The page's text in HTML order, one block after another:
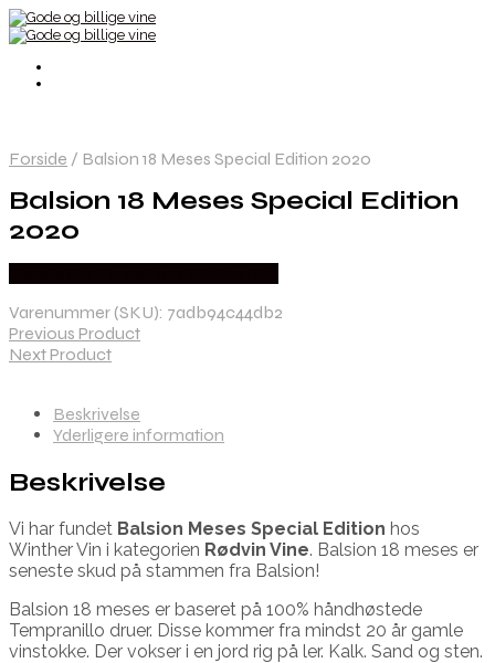
Forside / Balsion 18 Meses Special Edition 2020
Balsion 18 Meses Special Edition
2020
Varenummer (SKU): 7adb94c44db2
Previous Product
Next Product
Beskrivelse
Yderligere information
Beskrivelse
Vi har fundet Balsion Meses Special Edition hos
Winther Vin i kategorien Rødvin Vine. Balsion 18 meses er
seneste skud på stammen fra Balsion!
Balsion 18 meses er baseret på 100% håndhøstede
Tempranillo druer. Disse kommer fra mindst 20 år gamle
vinstokke. Der vokser i en jord rig på ler. Kalk. Sand og sten.